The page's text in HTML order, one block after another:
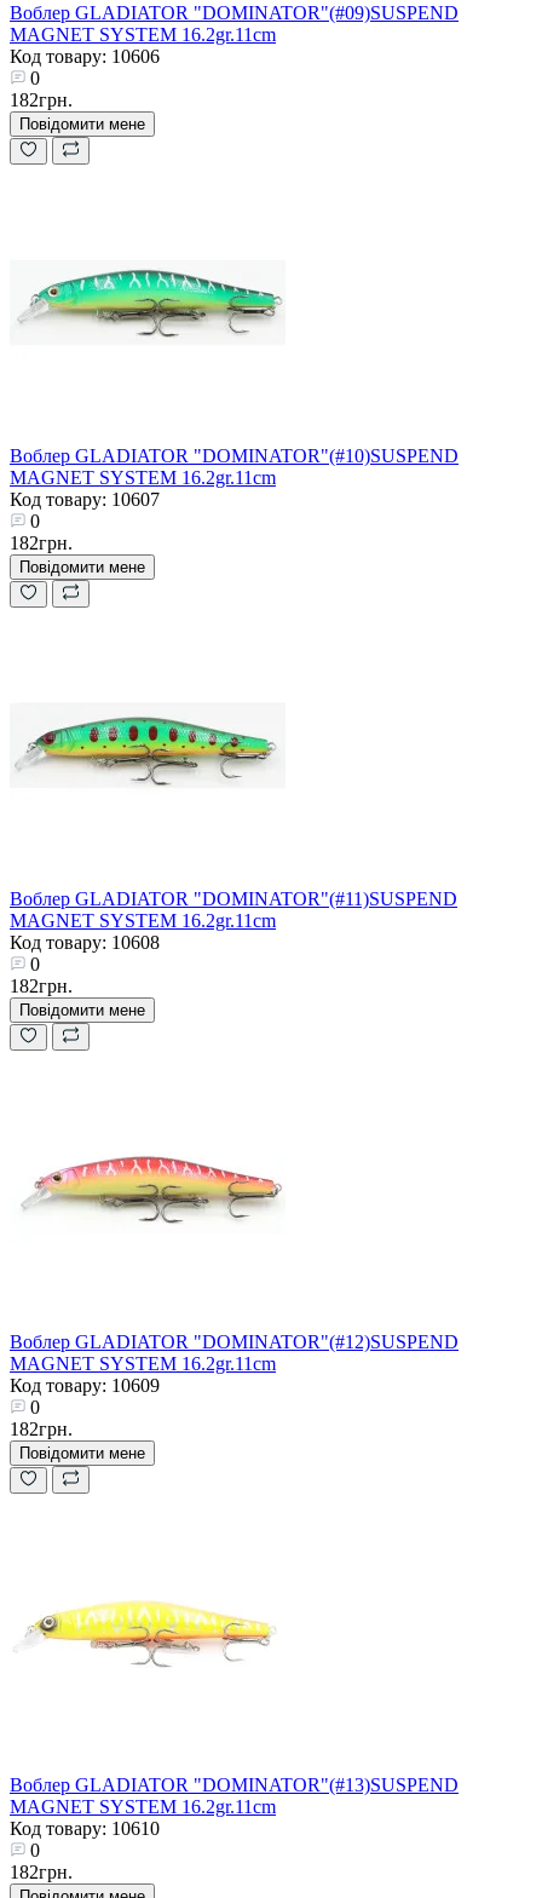
Воблер GLADIATOR "DOMINATOR"(#09)SUSPEND
MAGNET SYSTEM 16.2gr.11cm
Код товару: 10606
0
182грн.
Повідомити мене
Воблер GLADIATOR "DOMINATOR"(#10)SUSPEND
MAGNET SYSTEM 16.2gr.11cm
Код товару: 10607
0
182грн.
Повідомити мене
Воблер GLADIATOR "DOMINATOR"(#11)SUSPEND
MAGNET SYSTEM 16.2gr.11cm
Код товару: 10608
0
182грн.
Повідомити мене
Воблер GLADIATOR "DOMINATOR"(#12)SUSPEND
MAGNET SYSTEM 16.2gr.11cm
Код товару: 10609
0
182грн.
Повідомити мене
Воблер GLADIATOR "DOMINATOR"(#13)SUSPEND
MAGNET SYSTEM 16.2gr.11cm
Код товару: 10610
0
182грн.